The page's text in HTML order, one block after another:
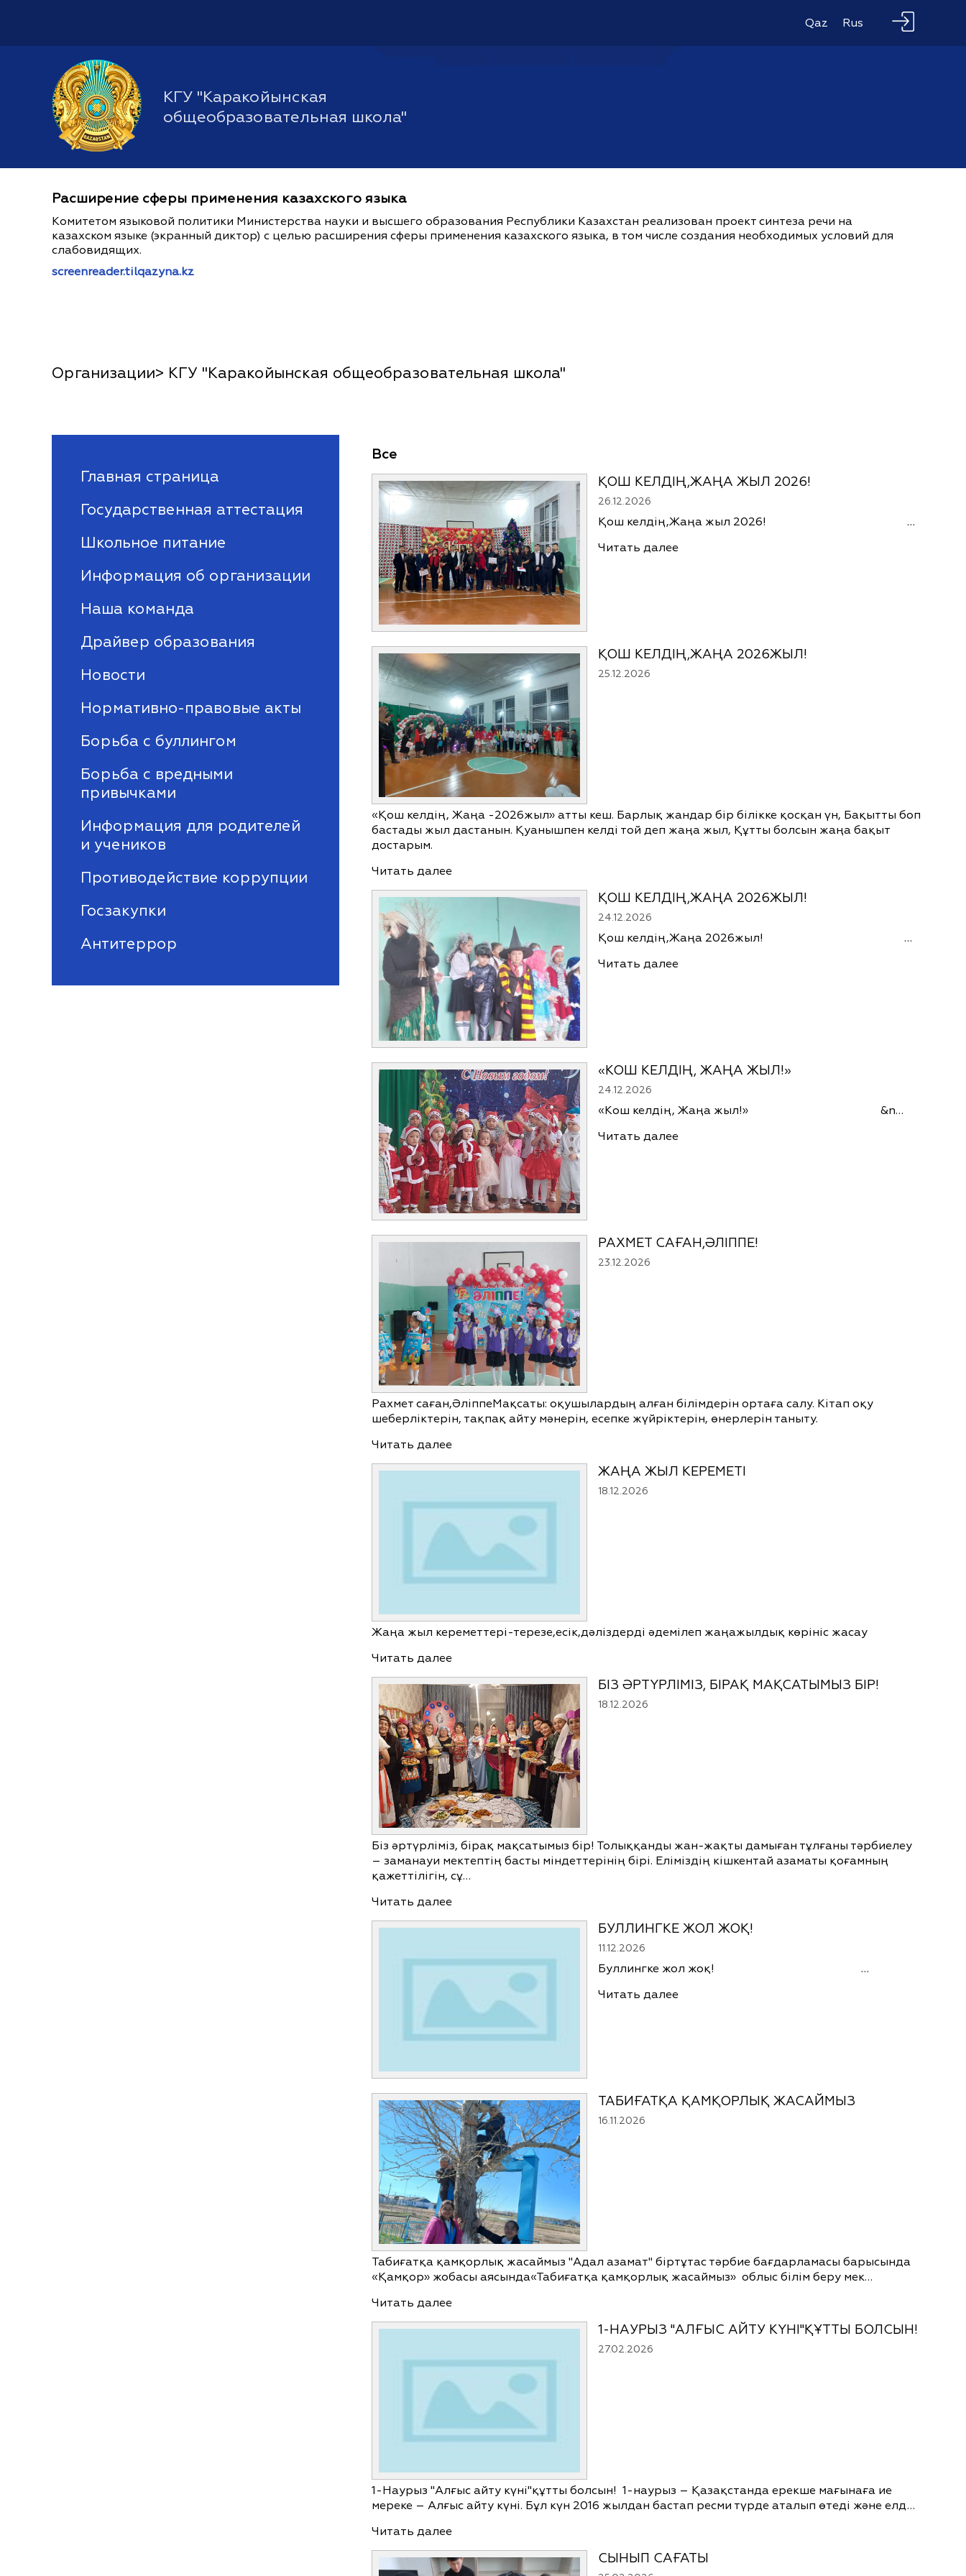
Qaz Rus
КГУ "Каракойынская
общеобразовательная школа"
Расширение сферы применения казахского языка
Комитетом языковой политики Министерства науки и высшего образования Республики Казахстан реализован проект синтеза речи на
казахском языке (экранный диктор) с целью расширения сферы применения казахского языка, в том числе создания необходимых условий для
слабовидящих.
screenreader.tilqazyna.kz
Организации> КГУ "Каракойынская общеобразовательная школа"
Главная страница
Государственная аттестация
Школьное питание
Информация об организации
Наша команда
Драйвер образования
Новости
Нормативно-правовые акты
Борьба с буллингом
Борьба с вредными
привычками
Информация для родителей
и учеников
Противодействие коррупции
Госзакупки
Антитеррор
Все
ҚОШ КЕЛДІҢ,ЖАҢА ЖЫЛ 2026!
26.12.2026
Қош келдің,Жаңа жыл 2026! …
Читать далее
ҚОШ КЕЛДІҢ,ЖАҢА 2026ЖЫЛ!
25.12.2026
«Қош келдің, Жаңа -2026жыл» атты кеш. Барлық жандар бір білікке қосқан үн, Бақытты боп
бастады жыл дастанын. Қуанышпен келді той деп жаңа жыл, Құтты болсын жаңа бақыт
достарым.
Читать далее
ҚОШ КЕЛДІҢ,ЖАҢА 2026ЖЫЛ!
24.12.2026
Қош келдің,Жаңа 2026жыл! …
Читать далее
«КОШ КЕЛДІҢ, ЖАҢА ЖЫЛ!»
24.12.2026
«Кош келдің, Жаңа жыл!» &n…
Читать далее
РАХМЕТ САҒАН,ӘЛІППЕ!
23.12.2026
Рахмет саған,ӘліппеМақсаты: оқушылардың алған білімдерін ортаға салу. Кітап оқу
шеберліктерін, тақпақ айту мәнерін, есепке жүйріктерін, өнерлерін таныту.
Читать далее
ЖАҢА ЖЫЛ КЕРЕМЕТІ
18.12.2026
Жаңа жыл кереметтері-терезе,есік,дәліздерді әдемілеп жаңажылдық көрініс жасау
Читать далее
БІЗ ӘРТҮРЛІМІЗ, БІРАҚ МАҚСАТЫМЫЗ БІР!
18.12.2026
Біз әртүрліміз, бірақ мақсатымыз бір! Толыққанды жан-жақты дамыған тұлғаны тәрбиелеу
– заманауи мектептің басты міндеттерінің бірі. Еліміздің кішкентай азаматы қоғамның
қажеттілігін, сұ…
Читать далее
БУЛЛИНГКЕ ЖОЛ ЖОҚ!
11.12.2026
Буллингке жол жоқ! …
Читать далее
ТАБИҒАТҚА ҚАМҚОРЛЫҚ ЖАСАЙМЫЗ
16.11.2026
Табиғатқа қамқорлық жасаймыз "Адал азамат" біртұтас тәрбие бағдарламасы барысында
«Қамқор» жобасы аясында«Табиғатқа қамқорлық жасаймыз» облыс білім беру мек…
Читать далее
1-НАУРЫЗ "АЛҒЫС АЙТУ КҮНІ"ҚҰТТЫ БОЛСЫН!
27.02.2026
1-Наурыз "Алғыс айту күні"құтты болсын! 1-наурыз – Қазақстанда ерекше мағынаға ие
мереке – Алғыс айту күні. Бұл күн 2016 жылдан бастап ресми түрде аталып өтеді және елд…
Читать далее
СЫНЫП САҒАТЫ